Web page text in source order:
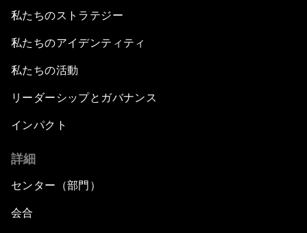
私たちのストラテジー
私たちのアイデンティティ
私たちの活動
リーダーシップとガバナンス
インパクト
詳細
センター（部門）
会合